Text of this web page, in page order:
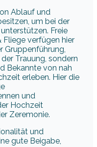
Ablauf und
um bei der
Freie
Fliege verfügen hier
Gruppenführung,
Trauung, sondern
Bekannte von nah
erleben. Hier die
und
Hochzeit
Zeremonie.
und
gute Beigabe,